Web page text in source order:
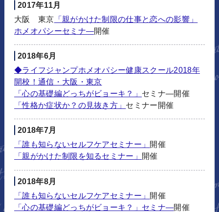
2017年11月
大阪 東京 「親がかけた制限の仕事と恋への影響」
ホメオパシーセミナ―開催
2018年6月
◆ライフジャンプホメオパシー健康スクール2018年
開校！通信・大阪・東京
「心の基礎編どっちがビョーキ？」 セミナ―開催
「性格か症状か？の見抜き方」 セミナー開催
2018年7月
「誰も知らないセルフケアセミナー」 開催
「親がかけた制限を知るセミナー」
開催
2018年8月
「誰も知らないセルフケアセミナー」 開催
「心の基礎編どっちがビョーキ？」セミナ―開催